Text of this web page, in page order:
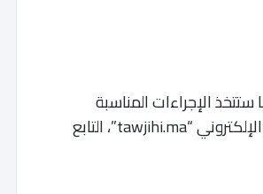
الإجراءات المناسبة
بخصوص ملف تسريب محتمل لمعطيات ذات طابع شخصي من الموقع الإلكتروني “tawjihi.ma”، التابع